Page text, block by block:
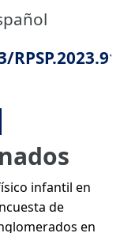
infantil en
de
en